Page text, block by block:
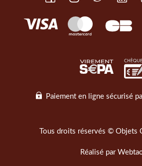
Paiement en ligne sécurisé
Tous droits réservés © Objets
Réalisé par